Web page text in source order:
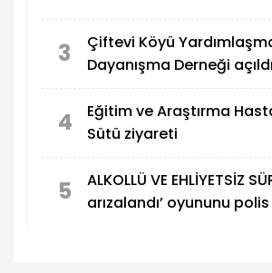
3
Çiftevi Köyü
Dayanışma Derneği açıldı
4
Eğitim ve Araştırma
Sütü ziyareti
5
ALKOLLÜ VE EHLİYETSİZ
arızalandı’ oyununu